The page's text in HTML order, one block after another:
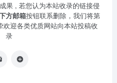
果 , 若您认为本站收录的链接侵
方邮箱按钮联系删除，我们将第
迎各类优质网站向本站投稿收
录